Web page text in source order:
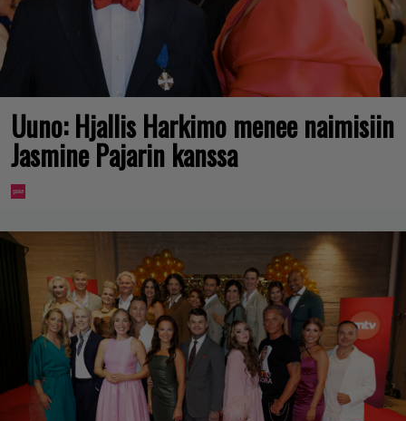
Uuno: Hjallis Harkimo menee naimisiin
Jasmine Pajarin kanssa